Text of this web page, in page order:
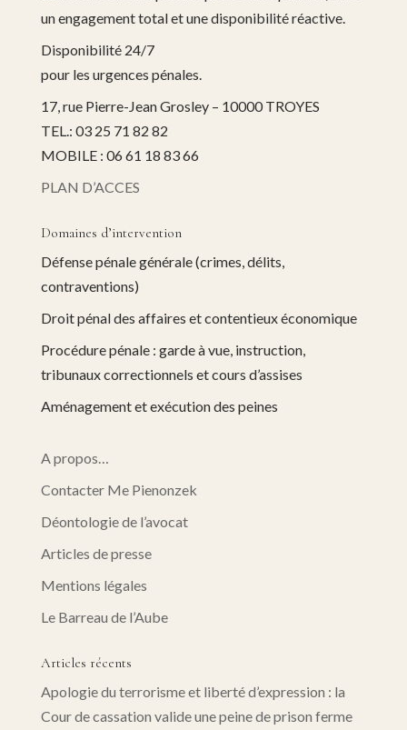
un engagement total et une disponibilité réactive.
Disponibilité 24/7
pour les urgences pénales.
17, rue Pierre-Jean Grosley – 10000 TROYES
TEL.: 03 25 71 82 82
MOBILE : 06 61 18 83 66
PLAN D’ACCES
Domaines d’intervention
Défense pénale générale (crimes, délits,
contraventions)
Droit pénal des affaires et contentieux économique
Procédure pénale : garde à vue, instruction,
tribunaux correctionnels et cours d’assises
Aménagement et exécution des peines
A propos…
Contacter Me Pienonzek
Déontologie de l’avocat
Articles de presse
Mentions légales
Le Barreau de l’Aube
Articles récents
Apologie du terrorisme et liberté d’expression : la
Cour de cassation valide une peine de prison ferme